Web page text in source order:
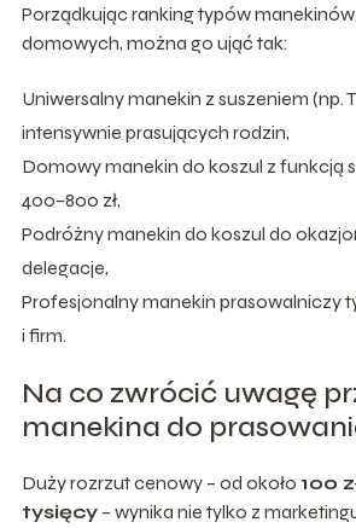
Porządkując ranking typów
domowych, można go ująć tak:
Uniwersalny manekin z suszeniem (np.
intensywnie prasujących rodzin,
Domowy manekin do koszul z funkcją
400–800 zł,
Podróżny manekin do koszul do
delegacje,
Profesjonalny manekin prasowalniczy
i firm.
Na co zwrócić uwagę
manekina do
Duży rozrzut cenowy – od około 100
tysięcy– wynika nie tylko z